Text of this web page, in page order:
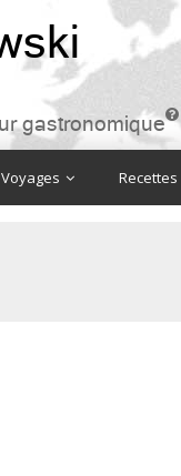
gastronomique

Recettes